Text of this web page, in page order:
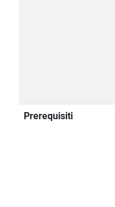
Prerequisiti